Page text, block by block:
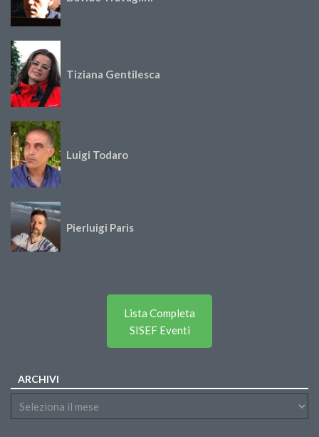
Tiziana Gentilesca
Luigi Todaro
Pierluigi Paris
Lista Completa
SISEF Eventi
ARCHIVI